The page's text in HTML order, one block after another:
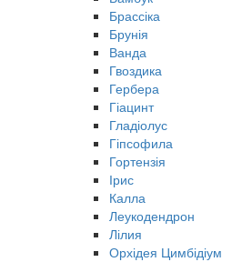
Брассіка
Брунія
Ванда
Гвоздика
Гербера
Гіацинт
Гладіолус
Гіпсофила
Гортензія
Ірис
Калла
Леукодендрон
Лілия
Орхідея Цимбідіум